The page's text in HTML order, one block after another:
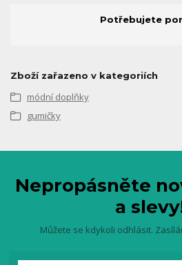
Potřebujete
Zboží zařazeno v kategoriích
módní doplňky
gumičky
Nepropásněte
a
Můžete se kdykoli odhlásit.